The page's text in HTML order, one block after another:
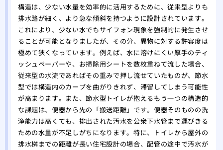
構造は、少ない水量を効率的に活用するために、従来型よりも
排水路が細く、より急な傾斜を持つように設計されています。
これにより、少ない水でもサイフォン現象を強制的に発生させ
ることが可能となりましたが、その分、異物に対する許容度は
極めて狭くなっています。例えば、水に溶けにくい厚手のティ
ッシュペーパーや、お掃除用シートを数枚重ねて流した場合、
従来型の水流であればその重みで押し流せていたものが、節水
型では構造内のカーブを曲がりきれず、滞留してしまう可能性
が高まります。また、節水型トイレが抱えるもう一つの構造的
な課題は、便器から先の「搬送距離」です。便器そのものの洗
浄能力は高くても、排出された汚水を公衆下水管まで運びきる
ための水量が不足しがちになります。特に、トイレから屋外の
排水桝までの距離が長い住宅設計の場合、配管の途中で汚水が